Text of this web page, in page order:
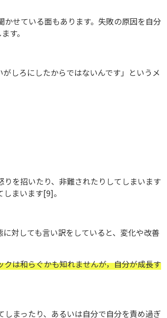
せている面もあります。失敗の原因を自分
す。
しろにしたからではないんです」というメ
を招いたり、非難されたりしてしまいます
まいます[9]。
対しても言い訳をしていると、変化や改善
クは和らぐかも知れませんが，自分が成長す
まったり、あるいは自分で自分を責め過ぎ